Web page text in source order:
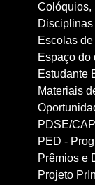
Colóquios,
Escolas
Espaço do
Estudante
Materiais
PDSE/
PED -
Prêmios e
Projeto